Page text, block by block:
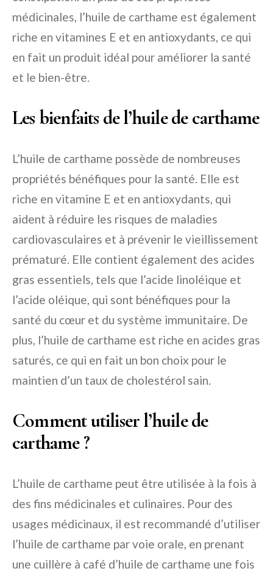
médicinales, l’huile de carthame est également
riche en vitamines E et en antioxydants, ce qui
en fait un produit idéal pour améliorer la santé
et le bien-être.
Les bienfaits de l’huile de carthame
L’huile de carthame possède de nombreuses
propriétés bénéfiques pour la santé. Elle est
riche en vitamine E et en antioxydants, qui
aident à réduire les risques de maladies
cardiovasculaires et à prévenir le vieillissement
prématuré. Elle contient également des acides
gras essentiels, tels que l’acide linoléique et
l’acide oléique, qui sont bénéfiques pour la
santé du cœur et du système immunitaire. De
plus, l’huile de carthame est riche en acides gras
saturés, ce qui en fait un bon choix pour le
maintien d’un taux de cholestérol sain.
Comment utiliser l’huile de
carthame ?
L’huile de carthame peut être utilisée à la fois à
des fins médicinales et culinaires. Pour des
usages médicinaux, il est recommandé d’utiliser
l’huile de carthame par voie orale, en prenant
une cuillère à café d’huile de carthame une fois